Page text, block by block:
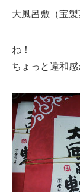
大風呂敷（宝製
ね！
ちょっと違和感